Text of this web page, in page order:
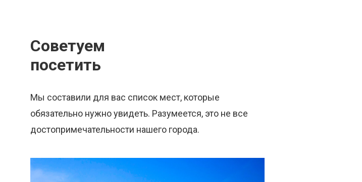
Советуем
посетить
Мы составили для вас список мест, которые
обязательно нужно увидеть. Разумеется, это не все
достопримечательности нашего города.